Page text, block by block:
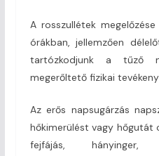
A rosszullétek
órákban, jellemzően
tartózkodjunk a tűző
megerőltető fizikai
Az erős napsugárzás
hőkimerülést vagy hőgutát
fejfájás,